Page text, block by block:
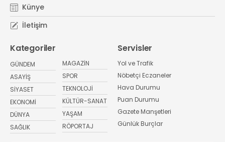
Künye
İletişim
Kategoriler
GÜNDEM
ASAYİŞ
SİYASET
EKONOMİ
DÜNYA
SAĞLIK
MAGAZİN
SPOR
TEKNOLOJİ
KÜLTÜR-SANAT
YAŞAM
RÖPORTAJ
Servisler
Yol ve Trafik
Nöbetçi Eczaneler
Hava Durumu
Puan Durumu
Gazete Manşetleri
Günlük Burçlar